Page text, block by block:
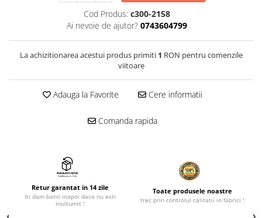
Cod Produs: c300-2158
Ai nevoie de ajutor? 0743604799
La achizitionarea acestui produs primiti 1 RON pentru comenzile
viitoare
Adauga la Favorite Cere informatii
Comanda rapida
Retur garantat in 14 zile
Iti dam banii inapoi daca nu esti
multumit !
Toate produsele noastre
trec prin controlul calitatii in fabrici !